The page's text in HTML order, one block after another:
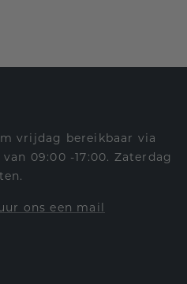
vrijdag bereikbaar via
09:00 -17:00. Zaterdag
ons een mail